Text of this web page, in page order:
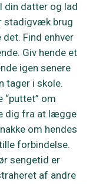
din datter og lad
stadigvæk brug
Find enhver
Giv hende et
igen senere
tager i skole.
“puttet” om
dig fra at lægge
om hendes
forbindelse.
sengetid er
af andre